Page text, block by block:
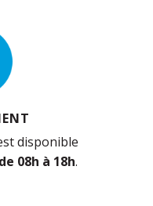
disponible
08h à 18h.